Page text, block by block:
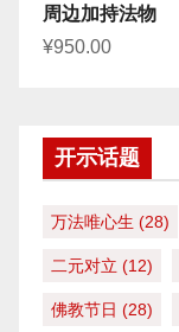
周边加持法物
¥950.00
开示话题
万法唯心生 (28)
二元对立 (12)
佛教节日 (28)